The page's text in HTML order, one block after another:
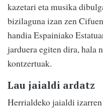
kazetari eta musika
bizilaguna izan zen
handia Espainiako
jarduera egiten dira, hala
kontzertuak.
Lau jaialdi ardatz
Herrialdeko jaialdi